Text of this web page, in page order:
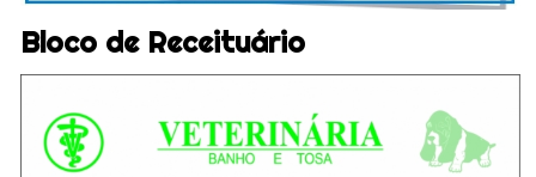
Bloco de Receituário